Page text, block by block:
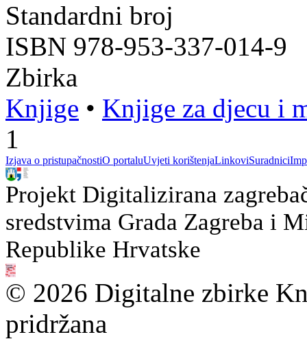
Standardni broj
ISBN 978-953-337-014-9
Zbirka
Knjige • Knjige za djecu i
1
Izjava o pristupačnostiO portaluUvjeti korištenjaLinkoviSuradnici
Projekt Digitalizirana
sredstvima Grada Zagreba i
Republike Hrvatske
© 2026 Digitalne zbirke
pridržana